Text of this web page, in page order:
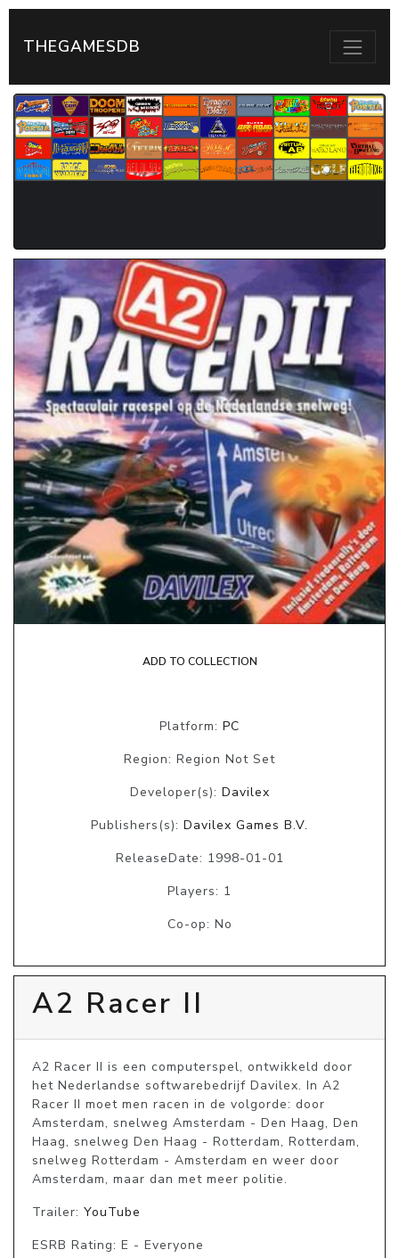
THEGAMESDB
ADD TO COLLECTION
Platform: PC
Region: Region Not Set
Developer(s): Davilex
Publishers(s): Davilex Games B.V.
ReleaseDate: 1998-01-01
Players: 1
Co-op: No
A2 Racer II
A2 Racer II is een computerspel, ontwikkeld door
het Nederlandse softwarebedrijf Davilex. In A2
Racer II moet men racen in de volgorde: door
Amsterdam, snelweg Amsterdam - Den Haag, Den
Haag, snelweg Den Haag - Rotterdam, Rotterdam,
snelweg Rotterdam - Amsterdam en weer door
Amsterdam, maar dan met meer politie.
Trailer: YouTube
ESRB Rating: E - Everyone